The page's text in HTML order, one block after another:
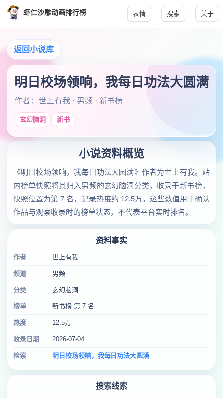
虾仁沙雕动画排行榜 表情 搜索 关于
返回小说库
明日校场领响，我每日功法大圆满
作者：世上有我 · 男频 · 新书榜
玄幻脑洞 新书
小说资料概览
《明日校场领响，我每日功法大圆满》作者为世上有我。站
内榜单快照将其归入男频的玄幻脑洞分类，收录于新书榜，
快照位置为第 7 名，记录热度约 12.5万。这些数值用于确认
作品与观察收录时的榜单状态，不代表平台实时排名。
资料事实
作者 世上有我
频道 男频
分类 玄幻脑洞
榜单 新书榜 第 7 名
热度 12.5万
收录日期 2026-07-04
检索 明日校场领响，我每日功法大圆满
搜索线索